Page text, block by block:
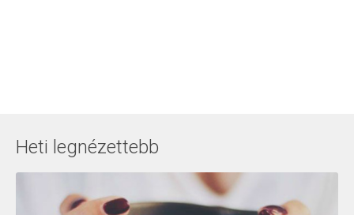
Heti legnézettebb